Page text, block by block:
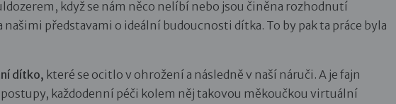
když se nám něco nelíbí nebo jsou činěna rozhodnutí
našimi představami o ideální budoucnosti dítka. To by pak ta práce byla
dítko, které se ocitlo v ohrožení a následně v naší náruči. A je fajn
každodenní péči kolem něj takovou měkoučkou virtuální